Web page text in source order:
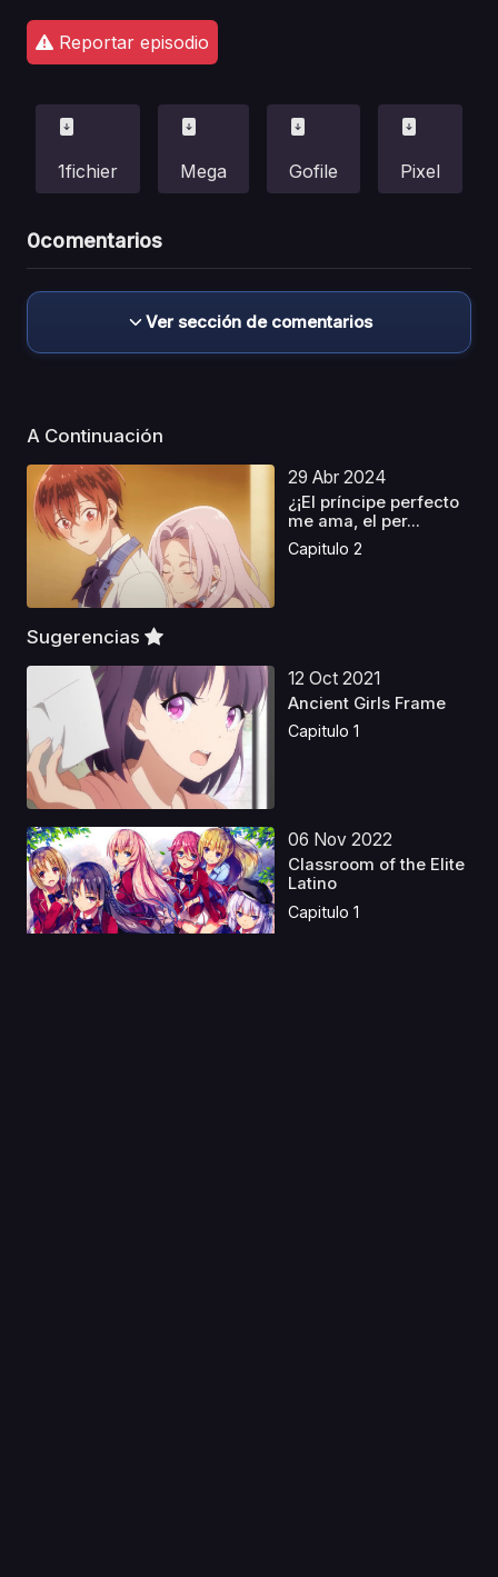
Reportar episodio
1fichier Mega Gofile Pixel
0comentarios
Ver sección de comentarios
A Continuación
29 Abr 2024
¿¡El príncipe perfecto
me ama, el per...
Capitulo 2
Sugerencias
12 Oct 2021
Ancient Girls Frame
Capitulo 1
06 Nov 2022
Classroom of the Elite
Latino
Capitulo 1